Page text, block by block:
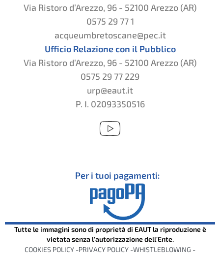
Via Ristoro d’Arezzo, 96 - 52100 Arezzo (AR)
0575 29 77 1
acqueumbretoscane@pec.it
Ufficio Relazione con il Pubblico
Via Ristoro d’Arezzo, 96 - 52100 Arezzo (AR)
0575 29 77 229
urp@eaut.it
P. I. 02093350516
Per i tuoi pagamenti:
Tutte le immagini sono di proprietà di EAUT la riproduzione è
vietata senza l’autorizzazione dell’Ente.
COOKIES POLICY -PRIVACY POLICY -WHISTLEBLOWING -